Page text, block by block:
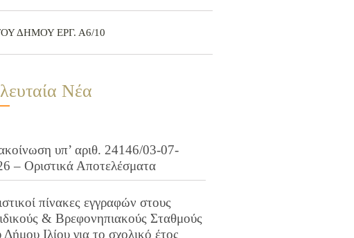
ΤΟΥ ΔΗΜΟΥ ΕΡΓ. Α6/10
Νέα
υπ’ αριθ. 24146/03-07-
– Οριστικά Αποτελέσματα
πίνακες εγγραφών στους
& Βρεφονηπιακούς Σταθμούς
Δήμου Ιλίου για το σχολικό έτος